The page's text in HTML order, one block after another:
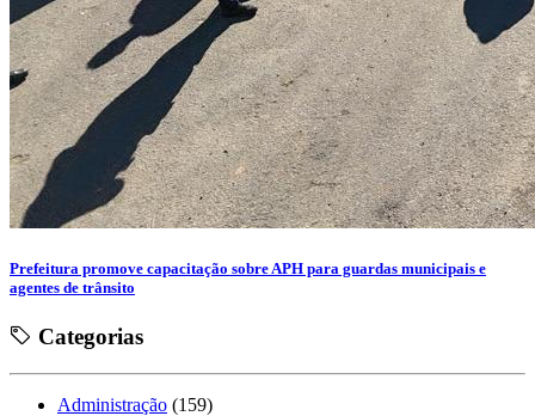
Prefeitura promove capacitação sobre APH para guardas municipais e
agentes de trânsito
Categorias
Administração (159)